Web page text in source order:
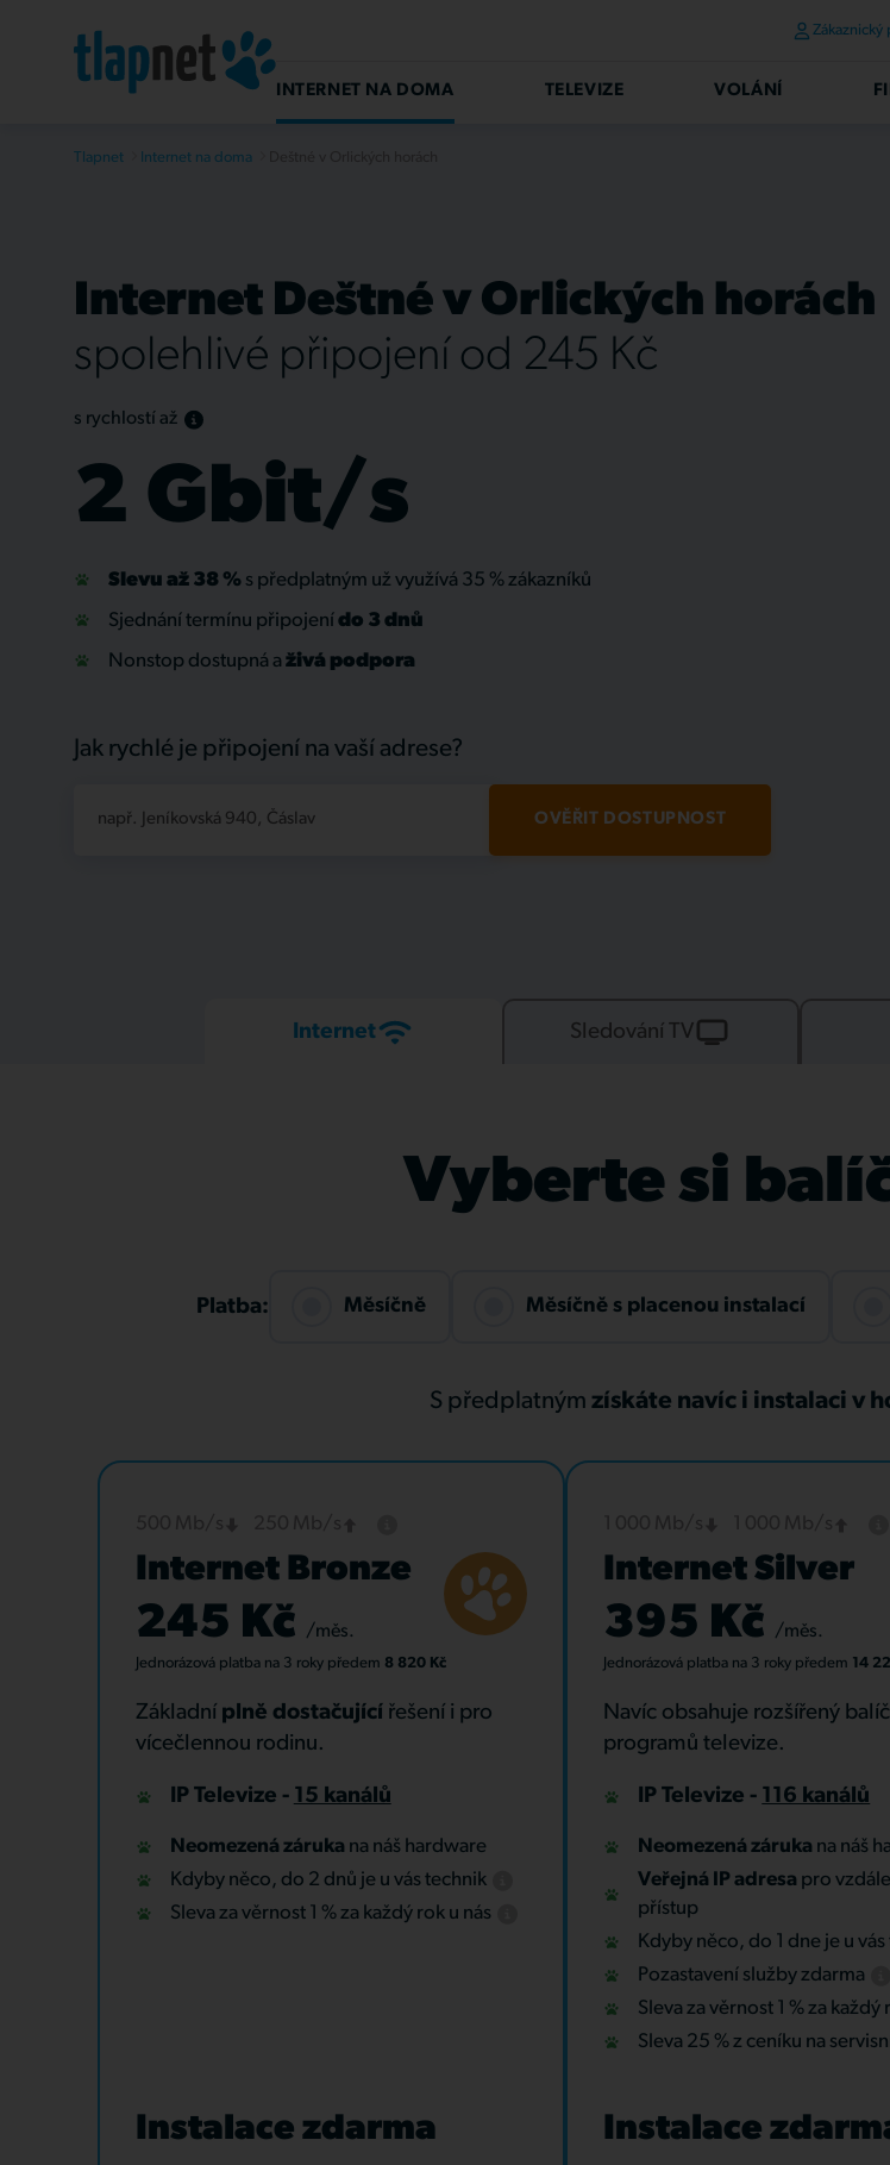
Zákaznický
INTERNET NA DOMA TELEVIZE VOLÁNÍ
Tlapnet Internet na doma
Internet Deštné v Orlických horách
spolehlivé připojení od 245 Kč
s rychlostí až
2 Gbit/s
Slevu až 38 % s předplatným už využívá 35 % zákazníků
Sjednání termínu připojení do 3 dnů
Nonstop dostupná a živá podpora
Jak rychlé je připojení na vaší adrese?
např. Jeníkovská 940, Čáslav OVĚŘIT DOSTUPNOST
Internet Sledování TV
Vyberte si
Platba: Měsíčně Měsíčně s placenou instalací
S předplatným získáte navíc i instalaci v
Internet Bronze
245 Kč /měs.
Jednorázová platba na 3 rokypředem 8 820 Kč
Základní plně dostačující řešení i pro
vícečlennou rodinu.
IP Televize - 15 kanálů
Neomezená záruka na náš hardware
Kdyby něco, do 2 dnů je u vás technik
Sleva za věrnost 1 % za každý rok u nás
Instalace zdarma
Internet Silver
395 Kč /měs.
Jednorázová platba na 3 roky předem 14
Navíc obsahuje rozšířený
programů televize.
IP Televize - 116 kanálů
Neomezená záruka na náš
Veřejná IP adresa pro
přístup
Kdyby něco, do 1 dne je u
Pozastavení služby zdarma
Sleva za věrnost 1 % za každý
Sleva 25 % z ceníku na
Instalace